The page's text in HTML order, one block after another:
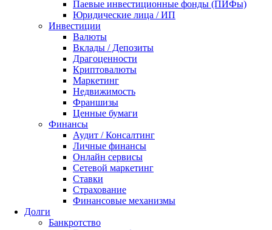
Паевые инвестиционные фонды (ПИФы)
Юридические лица / ИП
Инвестиции
Валюты
Вклады / Депозиты
Драгоценности
Криптовалюты
Маркетинг
Недвижимость
Франшизы
Ценные бумаги
Финансы
Аудит / Консалтинг
Личные финансы
Онлайн сервисы
Сетевой маркетинг
Ставки
Страхование
Финансовые механизмы
Долги
Банкротство